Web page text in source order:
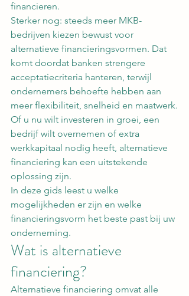
financieren.
Sterker nog: steeds meer MKB-
bedrijven kiezen bewust voor
alternatieve financieringsvormen. Dat
komt doordat banken strengere
acceptatiecriteria hanteren, terwijl
ondernemers behoefte hebben aan
meer flexibiliteit, snelheid en maatwerk.
Of u nu wilt investeren in groei, een
bedrijf wilt overnemen of extra
werkkapitaal nodig heeft, alternatieve
financiering kan een uitstekende
oplossing zijn.
In deze gids leest u welke
mogelijkheden er zijn en welke
financieringsvorm het beste past bij uw
onderneming.
Wat is alternatieve
financiering?
Alternatieve financiering omvat alle